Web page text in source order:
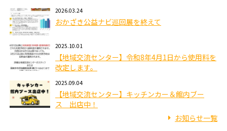
2026.03.24
おかざき公益ナビ巡回展を終えて
2025.10.01
【地域交流センター】令和8年4月1日から使用料を
改定します。
2025.09.04
【地域交流センター】キッチンカー＆館内ブー
ス 出店中！
お知らせ一覧